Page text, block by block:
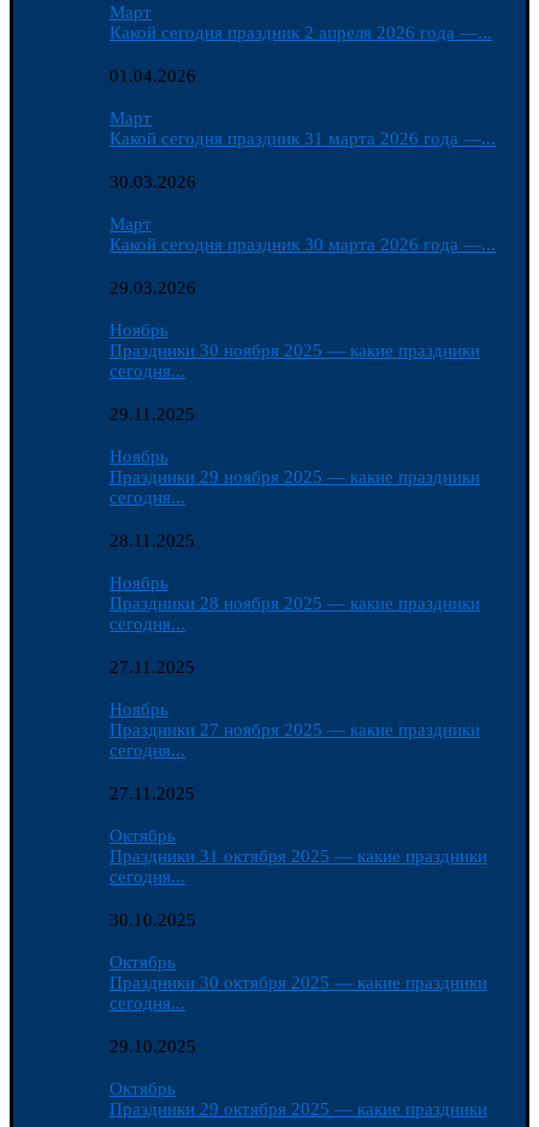
Март
Какой сегодня праздник 2 апреля 2026 года —...
01.04.2026
Март
Какой сегодня праздник 31 марта 2026 года —...
30.03.2026
Март
Какой сегодня праздник 30 марта 2026 года —...
29.03.2026
Ноябрь
Праздники 30 ноября 2025 — какие праздники
сегодня...
29.11.2025
Ноябрь
Праздники 29 ноября 2025 — какие праздники
сегодня...
28.11.2025
Ноябрь
Праздники 28 ноября 2025 — какие праздники
сегодня...
27.11.2025
Ноябрь
Праздники 27 ноября 2025 — какие праздники
сегодня...
27.11.2025
Октябрь
Праздники 31 октября 2025 — какие праздники
сегодня...
30.10.2025
Октябрь
Праздники 30 октября 2025 — какие праздники
сегодня...
29.10.2025
Октябрь
Праздники 29 октября 2025 — какие праздники